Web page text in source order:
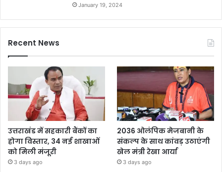
January 19, 2024
Recent News
उत्तराखंड में सहकारी बैंकों का
होगा विस्तार, 34 नई शाखाओं
को मिली मंजूरी
3 days ago
2036 ओलंपिक मेजबानी के
संकल्प के साथ कांवड़ उठाएंगी
खेल मंत्री रेखा आर्या
3 days ago